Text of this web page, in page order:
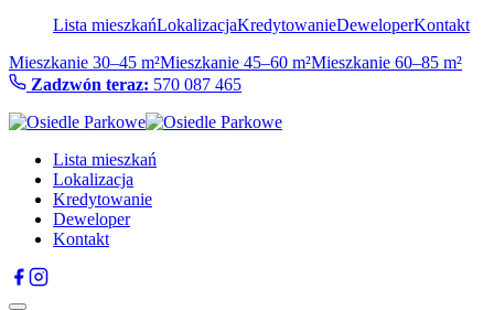
Lista mieszkańLokalizacjaKredytowanieDeweloperKontakt
Mieszkanie 30–45 m²Mieszkanie 45–60 m²Mieszkanie 60–85 m²
Zadzwón teraz: 570 087 465
Lista mieszkań
Lokalizacja
Kredytowanie
Deweloper
Kontakt